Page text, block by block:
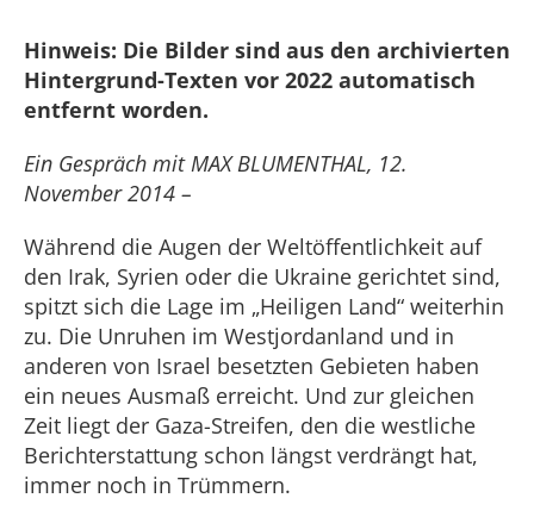
Hinweis: Die Bilder sind aus den archivierten
Hintergrund-Texten vor 2022 automatisch
entfernt worden.
Ein Gespräch mit MAX BLUMENTHAL, 12.
November 2014 –
Während die Augen der Weltöffentlichkeit auf
den Irak, Syrien oder die Ukraine gerichtet sind,
spitzt sich die Lage im „Heiligen Land“ weiterhin
zu. Die Unruhen im Westjordanland und in
anderen von Israel besetzten Gebieten haben
ein neues Ausmaß erreicht. Und zur gleichen
Zeit liegt der Gaza-Streifen, den die westliche
Berichterstattung schon längst verdrängt hat,
immer noch in Trümmern.